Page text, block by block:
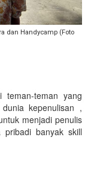
dan Handycamp (Foto
teman-teman yang
kepenulisan ,
menjadi penulis
pribadi banyak skill